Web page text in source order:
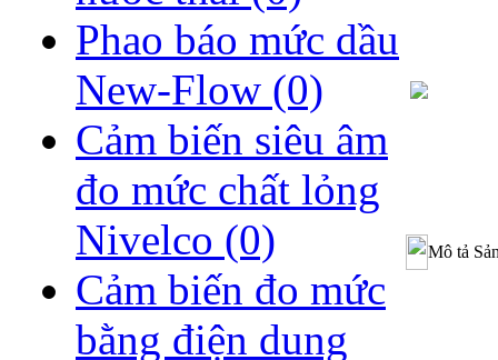
Phao báo mức dầu
New-Flow (0)
Cảm biến siêu âm
đo mức chất lỏng
Nivelco (0)
Cảm biến đo mức
bằng điện dung
Mô tả